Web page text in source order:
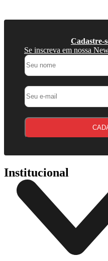
Cadastre-
Se inscreva em nossa
Institucional